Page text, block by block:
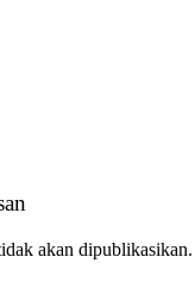
akan dipublikasikan.